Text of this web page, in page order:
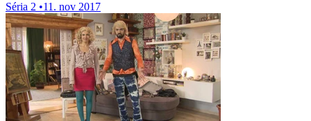
Séria 2 •11. nov 2017